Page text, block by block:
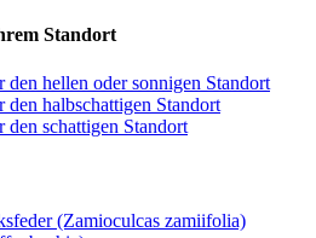
Standort
hellen oder sonnigen Standort
halbschattigen Standort
schattigen Standort
(Zamioculcas zamiifolia)